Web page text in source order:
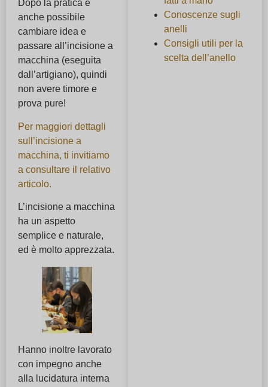
Dopo la pratica è
anche possibile
cambiare idea e
passare all’incisione a
macchina (eseguita
dall’artigiano), quindi
non avere timore e
prova pure!
Per maggiori dettagli
sull’incisione a
macchina, ti invitiamo
a consultare il relativo
articolo.
L’incisione a macchina
ha un aspetto
semplice e naturale,
ed è molto apprezzata.
Hanno inoltre lavorato
con impegno anche
alla lucidatura interna
Conoscenze sugli
anelli
Consigli utili per la
scelta dell’anello